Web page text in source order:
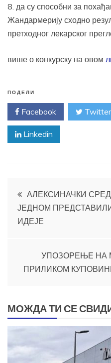
8. да су способни за
Жандармерију сходно
претходног лекарског
више о конкурску на овом
ПОДЕЛИ
Facebook Twitter
Linkedin
Кретање
чланка
АЛЕКСИНАЧКИ
ЈЕДНОМ
ИДЕЈЕ
УПОЗОРЕЊЕ НА
ПРИЛИКОМ
МОЖДА ТИ СЕ